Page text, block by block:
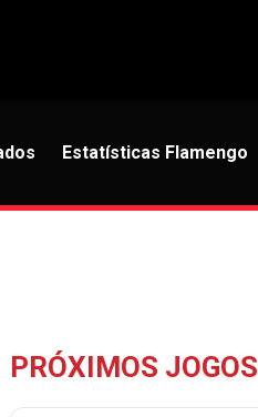
Estatísticas Flamengo
PRÓXIMOS JOGOS